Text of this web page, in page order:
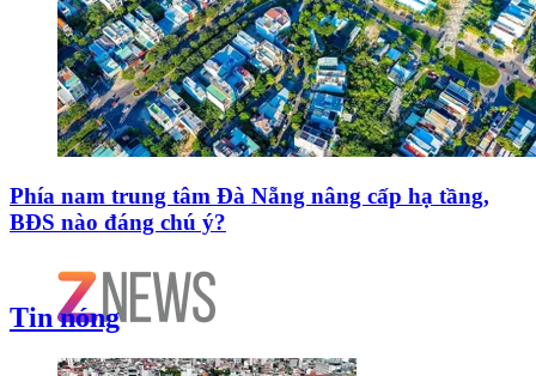
Phía nam trung tâm Đà Nẵng nâng cấp hạ tầng,
BĐS nào đáng chú ý?
Tin nóng